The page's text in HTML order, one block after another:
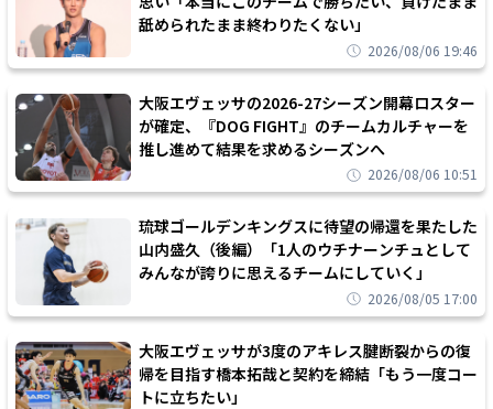
舐められたまま終わりたくない」
2026/08/06 19:46
大阪エヴェッサの2026-27シーズン開幕ロスター
が確定、『DOG FIGHT』のチームカルチャーを
推し進めて結果を求めるシーズンへ
2026/08/06 10:51
琉球ゴールデンキングスに待望の帰還を果たした
山内盛久（後編）「1人のウチナーンチュとして
みんなが誇りに思えるチームにしていく」
2026/08/05 17:00
大阪エヴェッサが3度のアキレス腱断裂からの復
帰を目指す橋本拓哉と契約を締結「もう一度コー
トに立ちたい」